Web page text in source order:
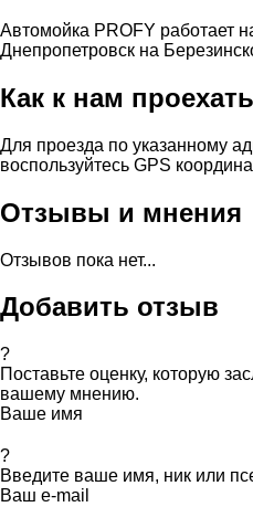
Автомойка PROFY работает
Днепропетровск на
Как к нам проехать
Для проезда по указанному
воспользуйтесь GPS
Отзывы и мнения
Отзывов пока нет...
Добавить отзыв
?
Поставьте оценку, которую
вашему мнению.
Ваше имя
?
Введите ваше имя, ник или
Ваш e-mail